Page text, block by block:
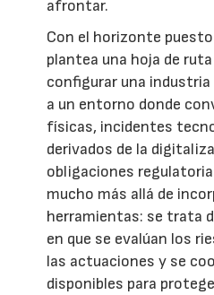
afrontar.
Con el horizonte puesto
plantea una hoja de
configurar una industria
a un entorno donde
físicas, incidentes
derivados de la
obligaciones
mucho más allá de
herramientas: se trata
en que se evalúan los
las actuaciones y se
disponibles para